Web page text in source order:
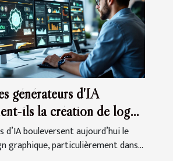
générateurs d'IA
ils la création de logos
d’IA bouleversent aujourd’hui le
graphique, particulièrement dans...